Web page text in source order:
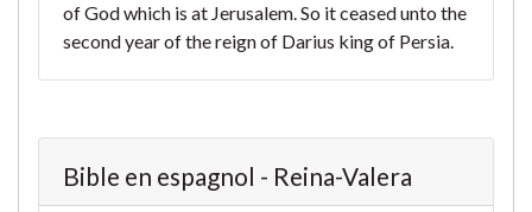
of God which is at Jerusalem. So it ceased unto the
second year of the reign of Darius king of Persia.
Bible en espagnol - Reina-Valera